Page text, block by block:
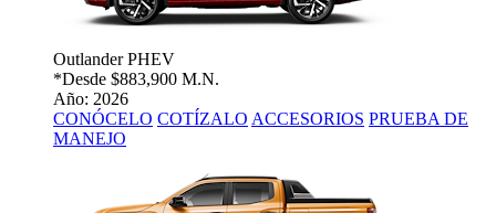
Outlander PHEV
*Desde $883,900 M.N.
Año: 2026
CONÓCELO COTÍZALO ACCESORIOS PRUEBA DE
MANEJO